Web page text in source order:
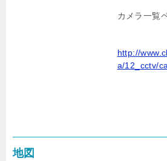
カメラ一覧
http://
a/12_cctv/
地図